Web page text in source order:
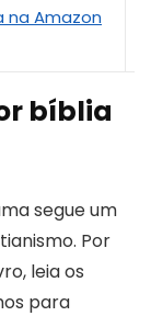
na Amazon
bíblia
segue um
Por
leia os
para